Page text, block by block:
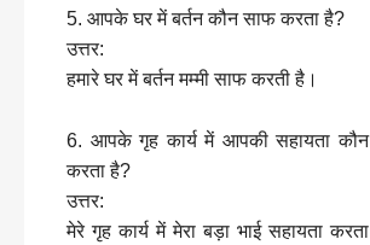
5. आपके घर में बर्तन कौन साफ करता है?
उत्तर:
हमारे घर में बर्तन मम्मी साफ करती है।
6. आपके गृह कार्य में आपकी सहायता कौन
करता है?
उत्तर:
मेरे गृह कार्य में मेरा बड़ा भाई सहायता करता